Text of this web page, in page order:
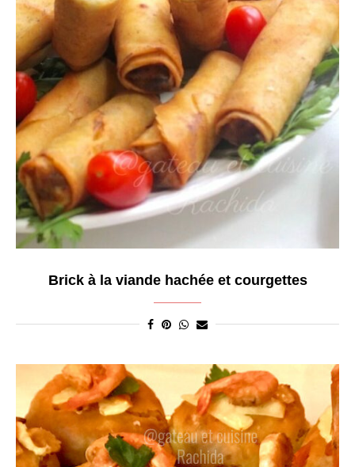
Brick à la viande hachée et courgettes